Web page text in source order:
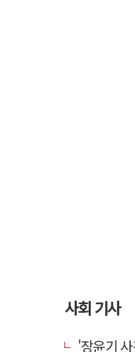
사회 기사
'장윤기